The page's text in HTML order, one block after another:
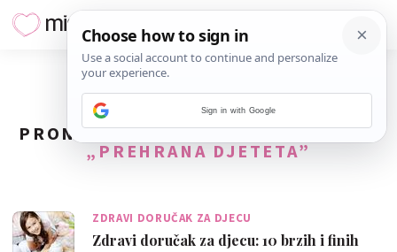
PRONAĐENO275REZULTATA ZA TAG
„PREHRANA DJETETA”
ZDRAVI DORUČAK ZA DJECU
Zdravi doručak za djecu: 10 brzih i finih
Sign in with Google